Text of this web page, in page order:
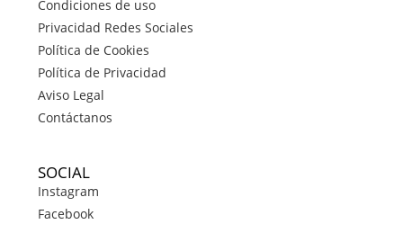
Condiciones de uso
Privacidad Redes Sociales
Política de Cookies
Política de Privacidad
Aviso Legal
Contáctanos
SOCIAL
Instagram
Facebook